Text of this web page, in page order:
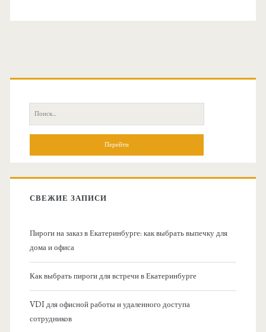
О
П
о
с
:
СВЕЖИЕ ЗАПИСИ
Пироги на заказ в Екатеринбурге: как выбрать выпечку для
дома и офиса
Как выбрать пироги для встречи в Екатеринбурге
VDI для офисной работы и удаленного доступа
сотрудников